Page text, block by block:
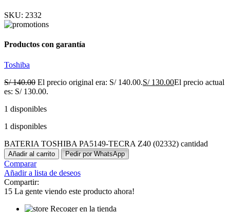
SKU: 2332
Productos con garantía
Toshiba
S/140.00 El precio original era: S/ 140.00.S/130.00El precio actual
es: S/ 130.00.
1 disponibles
1 disponibles
BATERIA TOSHIBA PA5149-TECRA Z40 (02332) cantidad
Añadir al carrito Pedir por WhatsApp
Comparar
Añadir a lista de deseos
Compartir:
15 La gente viendo este producto ahora!
Recoger en la tienda